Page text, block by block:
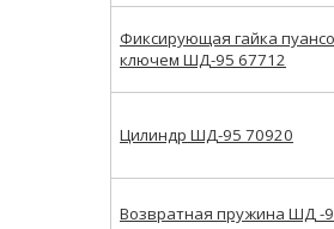
Фиксирующая гайка
ключем ШД-95 67712
Цилиндр ШД-95 70920
Возвратная пружина ШД -